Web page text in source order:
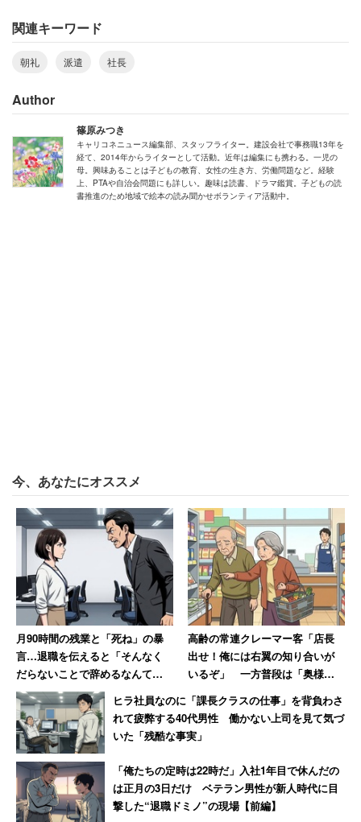
関連キーワード
朝礼 派遣 社長
Author
篠原みつき
キャリコネニュース編集部、スタッフライター。建設会社で事務職13年を
経て、2014年からライターとして活動。近年は編集にも携わる。一児の
母。興味あることは子どもの教育、女性の生き方、労働問題など。経験
上、PTAや自治会問題にも詳しい。趣味は読書、ドラマ鑑賞。子どもの読
書推進のため地域で絵本の読み聞かせボランティア活動中。
今、あなたにオススメ
月90時間の残業と「死ね」の暴
言…退職を伝えると「そんなく
だらないことで辞めるなんて」
→10年後、会社は倒産
高齢の常連クレーマー客「店長
出せ！俺には右翼の知り合いが
いるぞ」 一方普段は「奥様と
一緒だと大人しく買い物」
ヒラ社員なのに「課長クラスの仕事」を背負わさ
れて疲弊する40代男性 働かない上司を見て気づ
いた「残酷な事実」
「俺たちの定時は22時だ」入社1年目で休んだの
は正月の3日だけ ベテラン男性が新人時代に目
撃した“退職ドミノ”の現場【前編】